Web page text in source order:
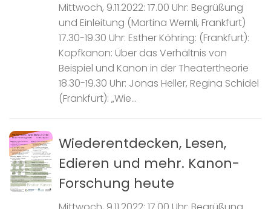
Mittwoch, 9.11.2022: 17.00 Uhr: Begrüßung
und Einleitung (Martina Wernli, Frankfurt)
17.30-19.30 Uhr: Esther Köhring: (Frankfurt):
Kopfkanon: Über das Verhältnis von
Beispiel und Kanon in der Theatertheorie
18.30-19.30 Uhr: Jonas Heller, Regina Schidel
(Frankfurt): „Wie...
Wiederentdecken, Lesen,
Edieren und mehr. Kanon-
Forschung heute